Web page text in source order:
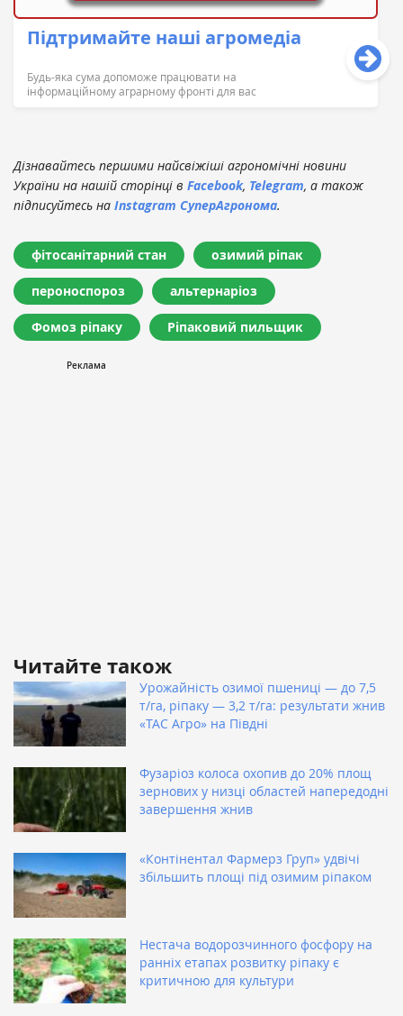
Підтримайте наші агромедіа
Будь-яка сума допоможе працювати на
інформаційному аграрному фронті для вас
Дізнавайтесь першими найсвіжіші агрономічні новини
України на нашій сторінці в Facebook, Telegram, а також
підписуйтесь на Instagram СуперАгронома.
фітосанітарний стан озимий ріпак
пероноспороз альтернаріоз
Фомоз ріпаку Ріпаковий пильщик
Читайте також
Урожайність озимої пшениці — до 7,5
т/га, ріпаку — 3,2 т/га: результати жнив
«ТАС Агро» на Півдні
Фузаріоз колоса охопив до 20% площ
зернових у низці областей напередодні
завершення жнив
«Контінентал Фармерз Груп» удвічі
збільшить площі під озимим ріпаком
Нестача водорозчинного фосфору на
ранніх етапах розвитку ріпаку є
критичною для культури